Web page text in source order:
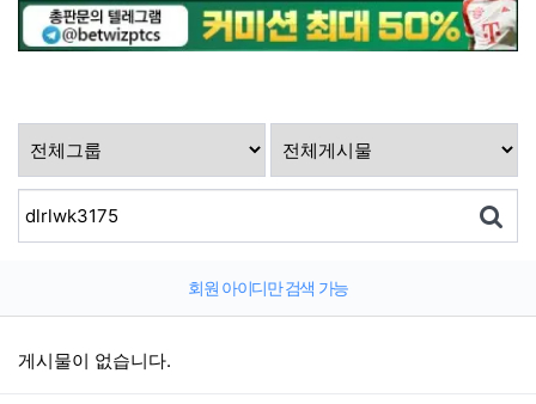
회원 아이디만 검색 가능
게시물이 없습니다.